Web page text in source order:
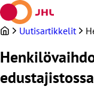
Siirry
sisältöön
Uutisartikkelit
edustajistossa